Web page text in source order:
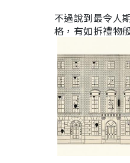
不過說到最令人
格，有如拆禮物